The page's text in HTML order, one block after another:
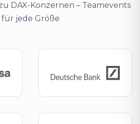
DAX-Konzernen – Teamevents
für jede Größe